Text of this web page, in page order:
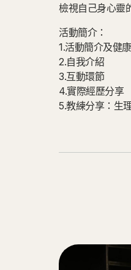
檢視自己身心靈
活動簡介：
1.活動簡介及健
2.自我介紹
3.互動環節
4.實際經歷分享
5.教練分享：生